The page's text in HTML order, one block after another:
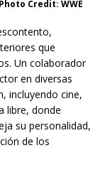
Credit: WWE
que
Un colaborador
en diversas
incluyendo cine,
libre, donde
su personalidad,
de los